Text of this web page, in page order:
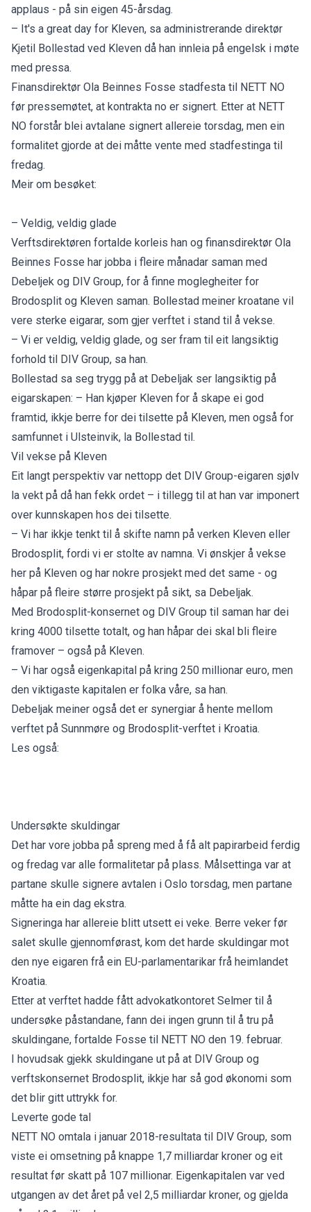
applaus - på sin eigen 45-årsdag.
– It's a great day for Kleven, sa administrerande direktør
Kjetil Bollestad ved Kleven då han innleia på engelsk i møte
med pressa.
Finansdirektør Ola Beinnes Fosse stadfesta til NETT NO
før pressemøtet, at kontrakta no er signert. Etter at NETT
NO forstår blei avtalane signert allereie torsdag, men ein
formalitet gjorde at dei måtte vente med stadfestinga til
fredag.
Meir om besøket:
– Veldig, veldig glade
Verftsdirektøren fortalde korleis han og finansdirektør Ola
Beinnes Fosse har jobba i fleire månadar saman med
Debeljek og DIV Group, for å finne moglegheiter for
Brodosplit og Kleven saman. Bollestad meiner kroatane vil
vere sterke eigarar, som gjer verftet i stand til å vekse.
– Vi er veldig, veldig glade, og ser fram til eit langsiktig
forhold til DIV Group, sa han.
Bollestad sa seg trygg på at Debeljak ser langsiktig på
eigarskapen: – Han kjøper Kleven for å skape ei god
framtid, ikkje berre for dei tilsette på Kleven, men også for
samfunnet i Ulsteinvik, la Bollestad til.
Vil vekse på Kleven
Eit langt perspektiv var nettopp det DIV Group-eigaren sjølv
la vekt på då han fekk ordet – i tillegg til at han var imponert
over kunnskapen hos dei tilsette.
– Vi har ikkje tenkt til å skifte namn på verken Kleven eller
Brodosplit, fordi vi er stolte av namna. Vi ønskjer å vekse
her på Kleven og har nokre prosjekt med det same - og
håpar på fleire større prosjekt på sikt, sa Debeljak.
Med Brodosplit-konsernet og DIV Group til saman har dei
kring 4000 tilsette totalt, og han håpar dei skal bli fleire
framover – også på Kleven.
– Vi har også eigenkapital på kring 250 millionar euro, men
den viktigaste kapitalen er folka våre, sa han.
Debeljak meiner også det er synergiar å hente mellom
verftet på Sunnmøre og Brodosplit-verftet i Kroatia.
Les også:
Undersøkte skuldingar
Det har vore jobba på spreng med å få alt papirarbeid ferdig
og fredag var alle formalitetar på plass. Målsettinga var at
partane skulle signere avtalen i Oslo torsdag, men partane
måtte ha ein dag ekstra.
Signeringa har allereie blitt utsett ei veke. Berre veker før
salet skulle gjennomførast, kom det harde skuldingar mot
den nye eigaren frå ein EU-parlamentarikar frå heimlandet
Kroatia.
Etter at verftet hadde fått advokatkontoret Selmer til å
undersøke påstandane, fann dei ingen grunn til å tru på
skuldingane, fortalde Fosse til NETT NO den 19. februar.
I hovudsak gjekk skuldingane ut på at DIV Group og
verftskonsernet Brodosplit, ikkje har så god økonomi som
det blir gitt uttrykk for.
Leverte gode tal
NETT NO omtala i januar 2018-resultata til DIV Group, som
viste ei omsetning på knappe 1,7 milliardar kroner og eit
resultat før skatt på 107 millionar. Eigenkapitalen var ved
utgangen av det året på vel 2,5 milliardar kroner, og gjelda